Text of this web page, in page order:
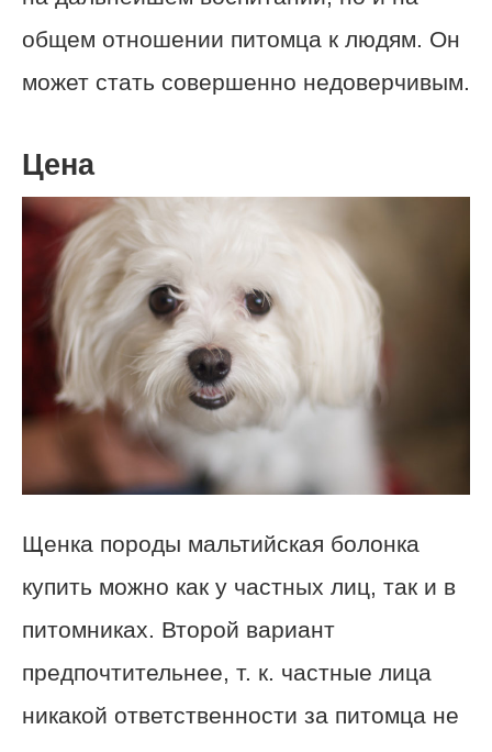
общем отношении питомца к людям. Он
может стать совершенно недоверчивым.
Цена
Щенка породы мальтийская болонка
купить можно как у частных лиц, так и в
питомниках. Второй вариант
предпочтительнее, т. к. частные лица
никакой ответственности за питомца не